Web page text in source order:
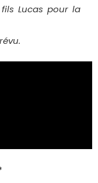
Lucas pour la